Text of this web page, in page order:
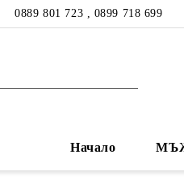
0889 801 723 , 0899 718 699
Начало